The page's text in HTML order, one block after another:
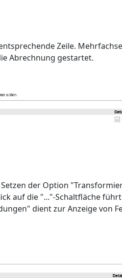
Zeile.
Abrechnung gestartet.
der Option
auf die "..."-Schaltfläche
dient zur Anzeige von